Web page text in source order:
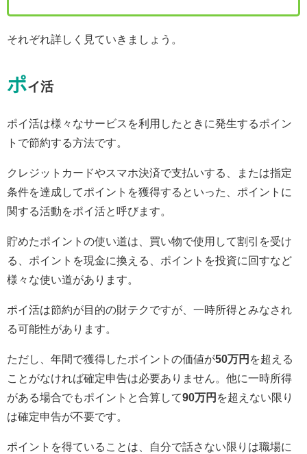
それぞれ詳しく見ていきましょう。
ポイ活
ポイ活は様々なサービスを利用したときに発生するポイン
トで節約する方法です。
クレジットカードやスマホ決済で支払いする、または指定
条件を達成してポイントを獲得するといった、ポイントに
関する活動をポイ活と呼びます。
貯めたポイントの使い道は、買い物で使用して割引を受け
る、ポイントを現金に換える、ポイントを投資に回すなど
様々な使い道があります。
ポイ活は節約が目的の財テクですが、一時所得とみなされ
る可能性があります。
ただし、年間で獲得したポイントの価値が50万円 を超える
ことがなければ確定申告は必要ありません。他に一時所得
がある場合でもポイントと合算して90万円 を超えない限り
は確定申告が不要です。
ポイントを得ていることは、自分で話さない限りは職場に